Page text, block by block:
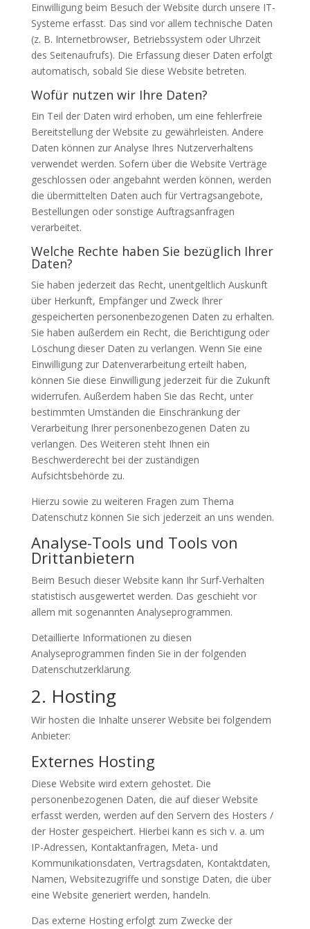
Einwilligung beim Besuch der Website durch unsere IT-
Systeme erfasst. Das sind vor allem technische Daten
(z. B. Internetbrowser, Betriebssystem oder Uhrzeit
des Seitenaufrufs). Die Erfassung dieser Daten erfolgt
automatisch, sobald Sie diese Website betreten.
Wofür nutzen wir Ihre Daten?
Ein Teil der Daten wird erhoben, um eine fehlerfreie
Bereitstellung der Website zu gewährleisten. Andere
Daten können zur Analyse Ihres Nutzerverhaltens
verwendet werden. Sofern über die Website Verträge
geschlossen oder angebahnt werden können, werden
die übermittelten Daten auch für Vertragsangebote,
Bestellungen oder sonstige Auftragsanfragen
verarbeitet.
Welche Rechte haben Sie bezüglich Ihrer
Daten?
Sie haben jederzeit das Recht, unentgeltlich Auskunft
über Herkunft, Empfänger und Zweck Ihrer
gespeicherten personenbezogenen Daten zu erhalten.
Sie haben außerdem ein Recht, die Berichtigung oder
Löschung dieser Daten zu verlangen. Wenn Sie eine
Einwilligung zur Datenverarbeitung erteilt haben,
können Sie diese Einwilligung jederzeit für die Zukunft
widerrufen. Außerdem haben Sie das Recht, unter
bestimmten Umständen die Einschränkung der
Verarbeitung Ihrer personenbezogenen Daten zu
verlangen. Des Weiteren steht Ihnen ein
Beschwerderecht bei der zuständigen
Aufsichtsbehörde zu.
Hierzu sowie zu weiteren Fragen zum Thema
Datenschutz können Sie sich jederzeit an uns wenden.
Analyse-Tools und Tools von
Dritt­anbietern
Beim Besuch dieser Website kann Ihr Surf-Verhalten
statistisch ausgewertet werden. Das geschieht vor
allem mit sogenannten Analyseprogrammen.
Detaillierte Informationen zu diesen
Analyseprogrammen finden Sie in der folgenden
Datenschutzerklärung.
2. Hosting
Wir hosten die Inhalte unserer Website bei folgendem
Anbieter:
Externes Hosting
Diese Website wird extern gehostet. Die
personenbezogenen Daten, die auf dieser Website
erfasst werden, werden auf den Servern des Hosters /
der Hoster gespeichert. Hierbei kann es sich v. a. um
IP-Adressen, Kontaktanfragen, Meta- und
Kommunikationsdaten, Vertragsdaten, Kontaktdaten,
Namen, Websitezugriffe und sonstige Daten, die über
eine Website generiert werden, handeln.
Das externe Hosting erfolgt zum Zwecke der